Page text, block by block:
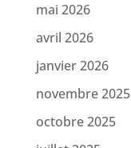
mai 2026
avril 2026
janvier 2026
novembre 2025
octobre 2025